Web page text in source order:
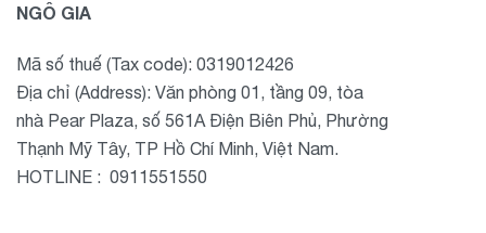
NGÔ GIA
Mã số thuế (Tax code): 0319012426
Địa chỉ (Address): Văn phòng 01, tầng 09, tòa
nhà Pear Plaza, số 561A Điện Biên Phủ, Phường
Thạnh Mỹ Tây, TP Hồ Chí Minh, Việt Nam.
HOTLINE : 0911551550